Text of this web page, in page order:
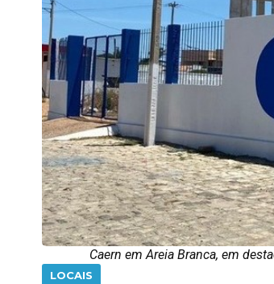
Caern em Areia Branca, em
LOCAIS